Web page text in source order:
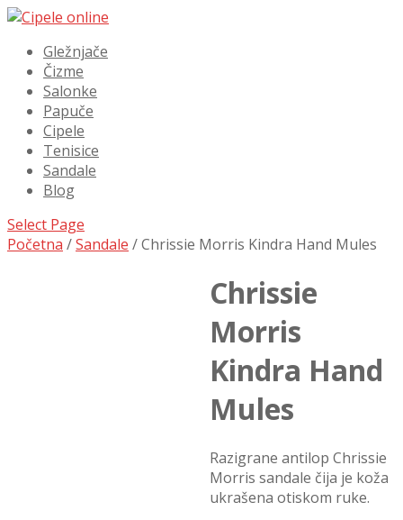
Gležnjače
Čizme
Salonke
Papuče
Cipele
Tenisice
Sandale
Blog
Select Page
Početna /Sandale / Chrissie Morris Kindra Hand Mules
Chrissie
Morris
Kindra Hand
Mules
Razigrane antilop Chrissie
Morris sandale čija je koža
ukrašena otiskom ruke.